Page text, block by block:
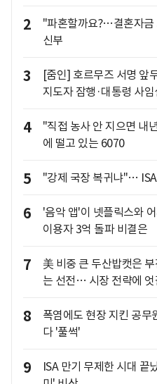
2
"파혼할까요?…결혼자금
신부
3
[줌인] 호르무즈 서명 앞
지도자 잠행·대통령 사임
4
"직접 농사 안 지으면 내
에 떨고 있는 6070
5 "강제 국장 복귀냐"…
6
'음악 앱'이 넷플릭스와
이용자 3억 돌파 비결은
7
美 비중 큰 두산밥캣은
는 선전… 시장 전략에 엇
8
폭염에도 현장 지킨 공
다 '풀썩'
9
ISA 만기 무제한 시대